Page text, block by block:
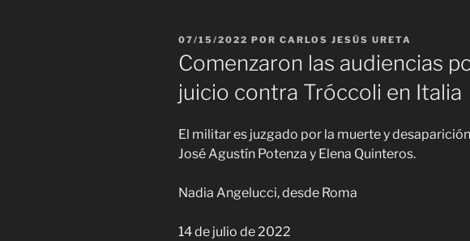
PUBLICADO
EL
07/15/2022 POR CARLOS JESÚS URETA
Comenzaron las audiencias
juicio contra Tróccoli en Italia
El militar es juzgado por la muerte y
José Agustín Potenza y Elena Quinteros.
Nadia Angelucci, desde Roma
14 de julio de 2022